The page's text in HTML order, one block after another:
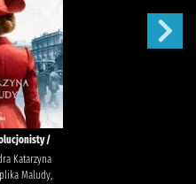
/
Katarzyna
Maludy,